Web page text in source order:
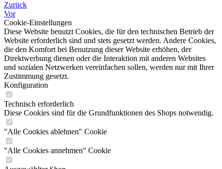
Zurück
Vor
Cookie-Einstellungen
Diese Website benutzt Cookies, die für den technischen Betrieb der
Website erforderlich sind und stets gesetzt werden. Andere Cookies,
die den Komfort bei Benutzung dieser Website erhöhen, der
Direktwerbung dienen oder die Interaktion mit anderen Websites
und sozialen Netzwerken vereinfachen sollen, werden nur mit Ihrer
Zustimmung gesetzt.
Konfiguration
Technisch erforderlich
Diese Cookies sind für die Grundfunktionen des Shops notwendig.
"Alle Cookies ablehnen" Cookie
"Alle Cookies annehmen" Cookie